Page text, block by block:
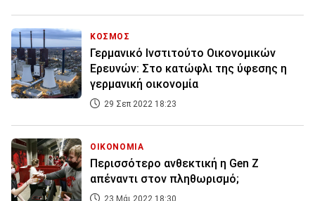
ΚΟΣΜΟΣ
Γερμανικό Ινστιτούτο Οικονομικών
Ερευνών: Στο κατώφλι της ύφεσης η
γερμανική οικονομία
29 Σεπ 2022 18:23
ΟΙΚΟΝΟΜΙΑ
Περισσότερο ανθεκτική η Gen Z
απέναντι στον πληθωρισμό;
23 Μάι 2022 18:30